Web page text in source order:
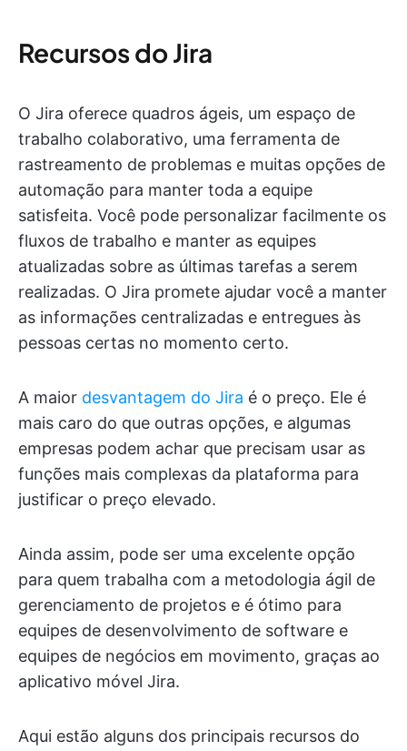
Recursos do Jira
O Jira oferece quadros ágeis, um espaço de
trabalho colaborativo, uma ferramenta de
rastreamento de problemas e muitas opções de
automação para manter toda a equipe
satisfeita. Você pode personalizar facilmente os
fluxos de trabalho e manter as equipes
atualizadas sobre as últimas tarefas a serem
realizadas. O Jira promete ajudar você a manter
as informações centralizadas e entregues às
pessoas certas no momento certo.
A maior desvantagem do Jira é o preço. Ele é
mais caro do que outras opções, e algumas
empresas podem achar que precisam usar as
funções mais complexas da plataforma para
justificar o preço elevado.
Ainda assim, pode ser uma excelente opção
para quem trabalha com a metodologia ágil de
gerenciamento de projetos e é ótimo para
equipes de desenvolvimento de software e
equipes de negócios em movimento, graças ao
aplicativo móvel Jira.
Aqui estão alguns dos principais recursos do